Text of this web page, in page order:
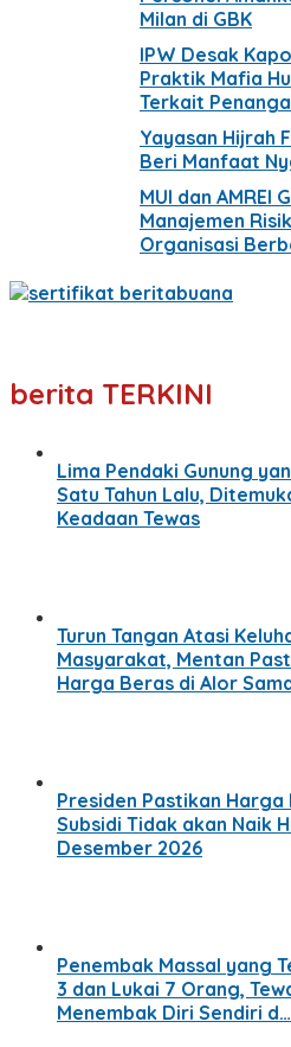
Milan di GBK
IPW Desak
Praktik Mafia
Terkait
Yayasan Hijrah
Beri Manfaat
MUI dan AMREI
Manajemen
Organisasi
berita TERKINI
Lima Pendaki Gunung
Satu Tahun Lalu,
Keadaan Tewas
Turun Tangan Atasi
Masyarakat, Mentan
Harga Beras di Alor
Presiden Pastikan Harga
Subsidi Tidak akan Naik
Desember 2026
Penembak Massal yang
3 dan Lukai 7 Orang,
Menembak Diri Sendiri d…